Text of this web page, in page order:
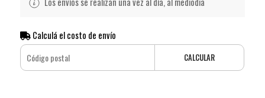
Calculá el costo de envío
CALCULAR